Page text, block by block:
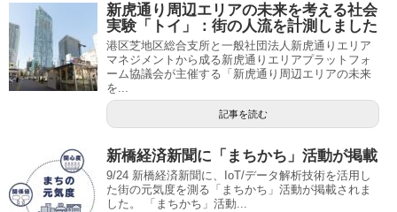
新虎通り周辺エリアの未来を考える社会
実験「トイ」：街の人流を計測しました
港区芝地区総合支所と一般社団法人新虎通りエリア
マネジメントから成る新虎通りエリアプラットフォ
ーム協議会が主催する「新虎通り周辺エリアの未来
を...
記事を読む
新橋経済新聞に「まちかち」活動が掲載
9/24 新橋経済新聞に、IoT/データ解析技術を活用し
た街の元気度を測る「まちかち」活動が掲載されま
した。 「まちかち」活動...